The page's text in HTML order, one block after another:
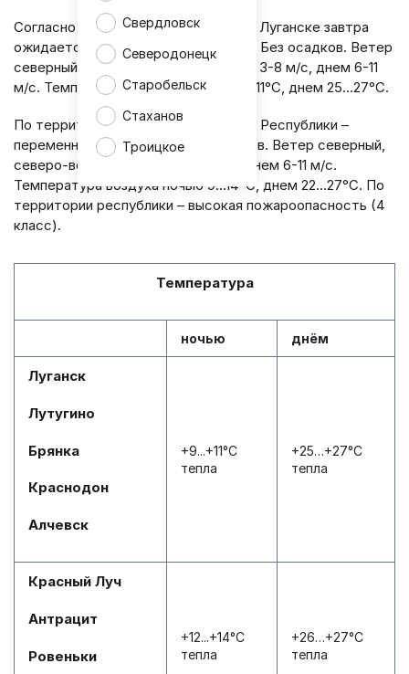
Свердловск
Северодонецк
Старобельск
Стаханов
Троицкое
Согласно информации синоптиков, в Луганске завтра
ожидается переменная облачность. Без осадков. Ветер
северный, северо-восточный ночью 3-8 м/с, днем 6-11
м/с. Температура воздуха ночью 9…11°С, днем 25…27°С.
По территории Луганской Народной Республики –
переменная облачность. Без осадков. Ветер северный,
северо-восточный ночью 3-8 м/с, днем 6-11 м/с.
Температура воздуха ночью 9…14°С, днем 22…27°С. По
территории республики – высокая пожароопасность (4
класс).
Температура
ночью днём
Луганск
Лутугино
Брянка
Краснодон
Алчевск
+9...+11°С
тепла
+25…+27°С
тепла
Красный Луч
Антрацит
Ровеньки
+12...+14°С
тепла
+26…+27°С
тепла